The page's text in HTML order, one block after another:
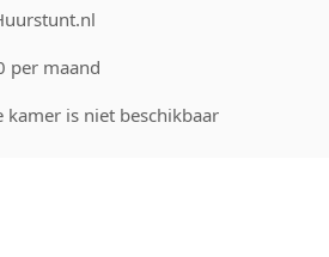
per maand
kamer is niet beschikbaar